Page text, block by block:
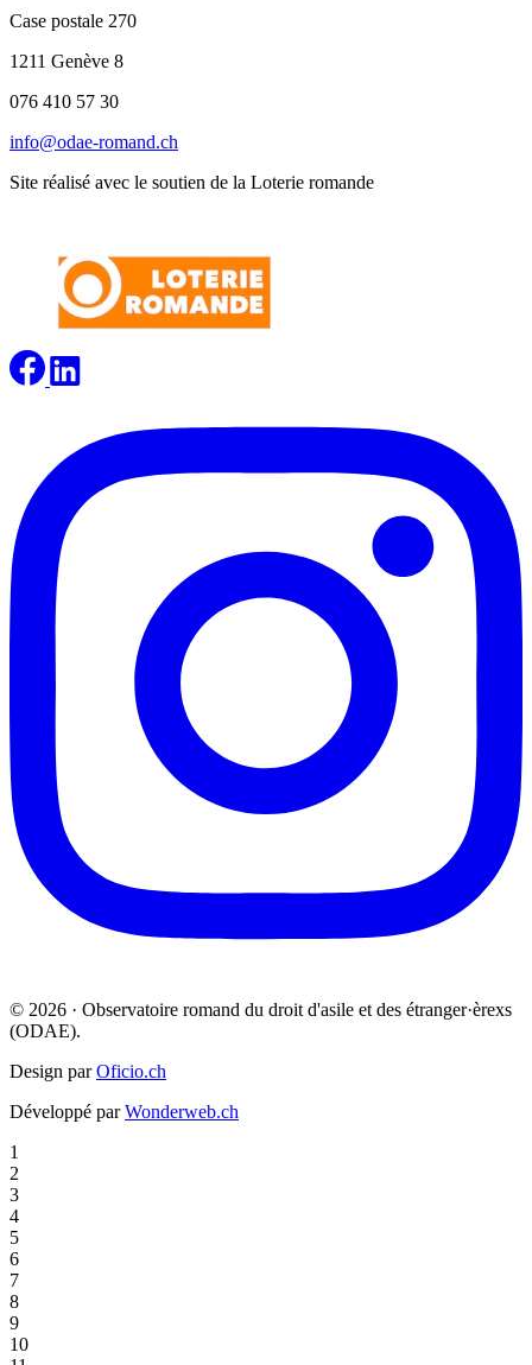
Case postale 270
1211 Genève 8
076 410 57 30
info@odae-romand.ch
Site réalisé avec le soutien de la Loterie romande
© 2026 · Observatoire romand du droit d'asile et des étranger·èrexs
(ODAE).
Design parOficio.ch
Développé parWonderweb.ch
1
2
3
4
5
6
7
8
9
10